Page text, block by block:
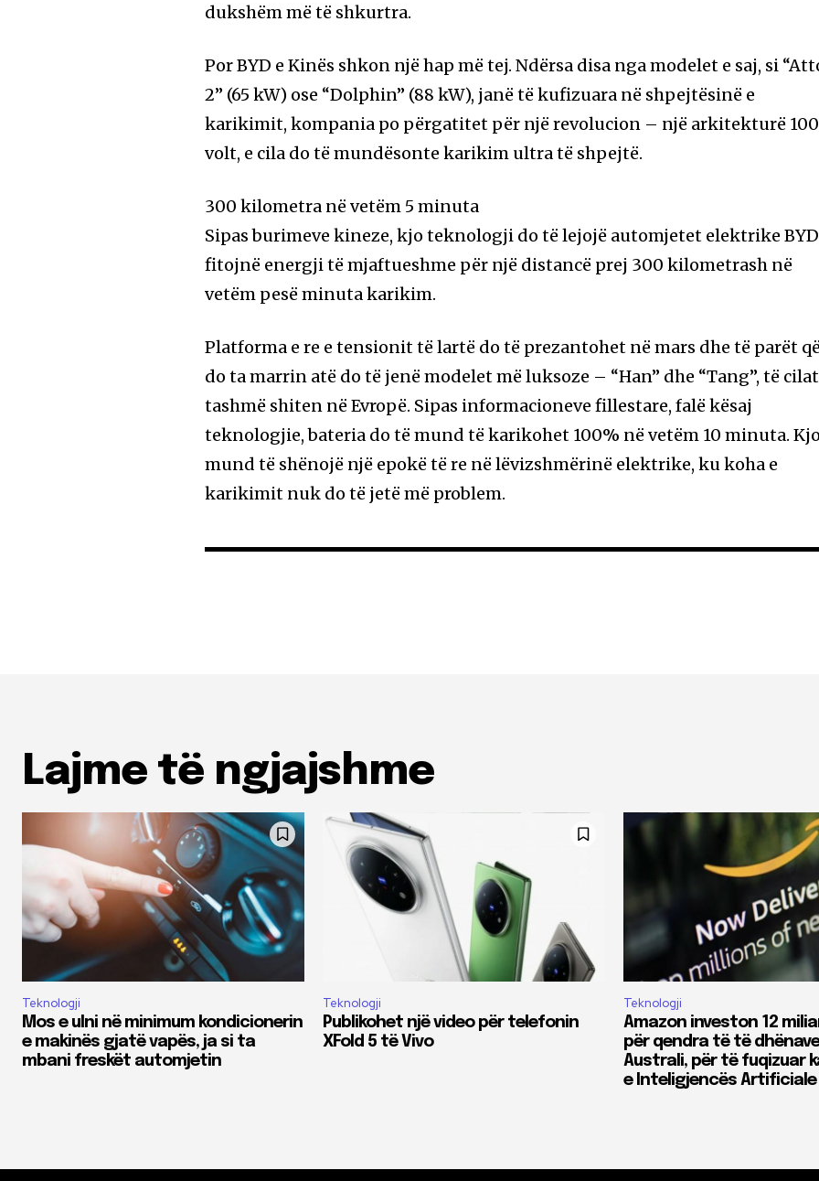
dukshëm më të shkurtra.
Por BYD e Kinës shkon një hap më tej. Ndërsa disa nga modelet e saj, si
2” (65 kW) ose “Dolphin” (88 kW), janë të kufizuara në shpejtësinë e
karikimit, kompania po përgatitet për një revolucion – një arkitekturë
volt, e cila do të mundësonte karikim ultra të shpejtë.
300 kilometra në vetëm 5 minuta
Sipas burimeve kineze, kjo teknologji do të lejojë automjetet elektrike
fitojnë energji të mjaftueshme për një distancë prej 300 kilometrash në
vetëm pesë minuta karikim.
Platforma e re e tensionit të lartë do të prezantohet në mars dhe të parët
do ta marrin atë do të jenë modelet më luksoze – “Han” dhe “Tang”, të cilat
tashmë shiten në Evropë. Sipas informacioneve fillestare, falë kësaj
teknologjie, bateria do të mund të karikohet 100% në vetëm 10 minuta.
mund të shënojë një epokë të re në lëvizshmërinë elektrike, ku koha e
karikimit nuk do të jetë më problem.
Lajme të ngjajshme
Teknologji
Mos e ulni në minimum kondicionerin
e makinës gjatë vapës, ja si ta
mbani freskët automjetin
Teknologji
Publikohet një video për telefonin
XFold 5 të Vivo
Teknologji
Amazon investon 12
për qendra të të
Australi, për të fuqizuar
e Inteligjencës Artificiale